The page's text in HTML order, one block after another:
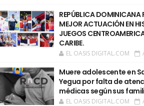
REPÚBLICA DOMINICANA
MEJOR ACTUACIÓN EN
JUEGOS
CARIBE.
EL OASIS DIGITAL.COM
Muere adolescente en
Yegua por falta de
médicas según sus
EL OASIS DIGITAL.COM